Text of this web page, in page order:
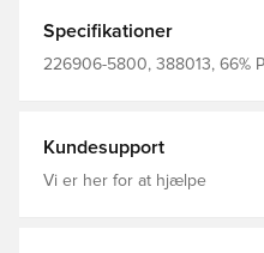
praktiske. Ekstra komfortable
Specifikationer
226906-5800, 388013, 66%
Kundesupport
Vi er her for at hjælpe